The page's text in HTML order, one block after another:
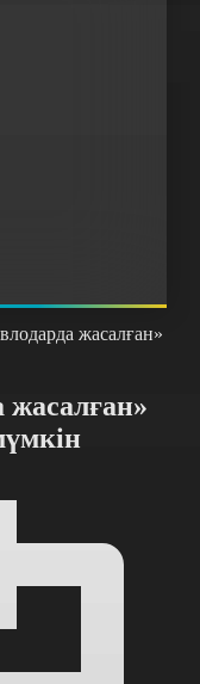
жасалған»